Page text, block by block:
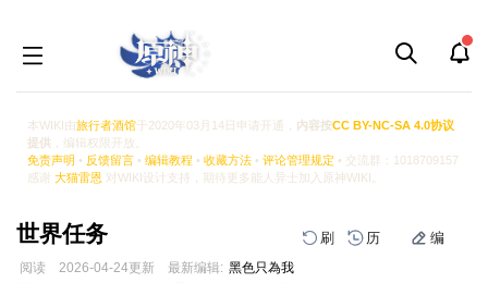
本WIKI由旅行者酒馆于2020年03月14日申请开通， 内容按CC BY-NC-SA 4.0协议
提供 ，编辑权限开放。
免责声明 • 反馈留言 • 编辑教程 • 收藏方法 • 评论管理规定 • 交流群：1018709157
感谢 大猫雷恩 对WIKI设计支持，期待更多能人异士加入原神WIKI。
世界任务 刷 历 编
阅读 2026-04-24更新 最新编辑: 黑色只為我